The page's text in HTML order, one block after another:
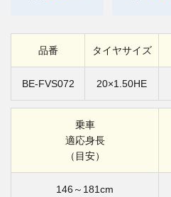
品番 タイヤサイズ
BE-FVS072 20×1.50HE
乗車
適応身長
（目安）
146～181cm